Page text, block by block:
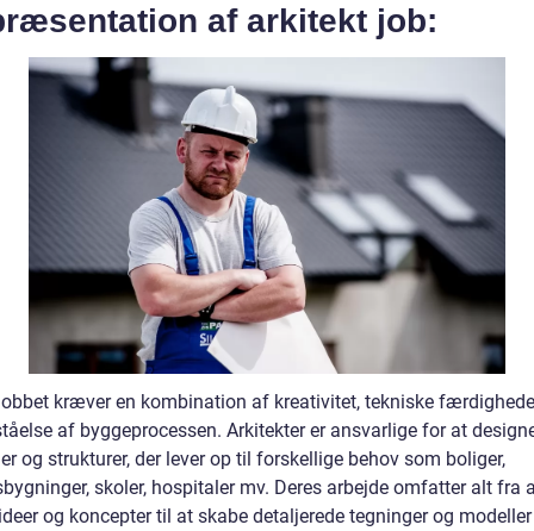
af arkitekt job:
kræver en kombination af kreativitet, tekniske
af byggeprocessen. Arkitekter er ansvarlige for at
og strukturer, der lever op til forskellige behov som boliger,
skoler, hospitaler mv. Deres arbejde omfatter alt fra
og koncepter til at skabe detaljerede tegninger og